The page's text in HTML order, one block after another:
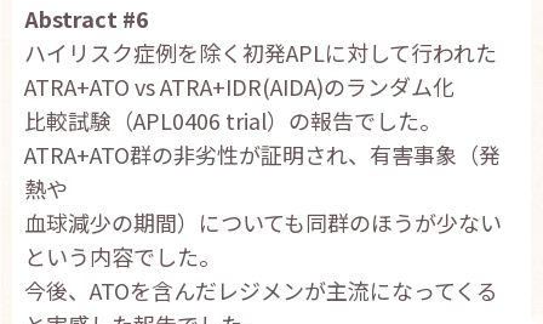
Abstract #6
ハイリスク症例を除く初発APLに対して行われた
ATRA+ATO vs ATRA+IDR(AIDA)のランダム化
比較試験（APL0406 trial）の報告でした。
ATRA+ATO群の非劣性が証明され、有害事象（発
熱や
血球減少の期間）についても同群のほうが少ない
という内容でした。
今後、ATOを含んだレジメンが主流になってくる